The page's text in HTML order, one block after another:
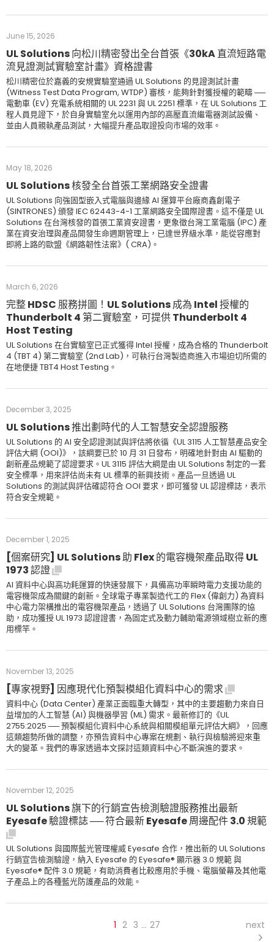
June 15, 2026
UL Solutions 向松川精密發出全台首張《30kA 直流短路電
流見證測試實驗室計畫》資格證書
松川精密位於嘉義的安規實驗室通過 UL Solutions 的見證測試計畫
(Witness Test Data Program, WTDP) 審核，能夠針對獲授權的範疇 ──
電動車 (EV) 充電系統相關的 UL 2231 與 UL 2251 標準，在 UL Solutions 工
程人員見證下，於自身實驗室允以運用內部的高壓直流繼電器測試設備、
並由人員親執產品測試，大幅提升產品取證投向市場的效率。
May 18, 2026
UL Solutions 核發全台首張工業網路安全證書
UL Solutions 向強固型嵌入式電腦與邊緣 AI 運算平台廠商鑫創電子
(SINTRONES) 頒發 IEC 62443-4-1 工業網路安全國際證書。這不僅是 UL
Solutions 在台灣核發的首張工業資安證書，更象徵台灣工業電腦 (IPC) 產
業在資安治理與產品開發生命週期管理上，已達世界級水準，能從容應對
即將上路的歐盟《網路韌性法案》( CRA)。
March 6, 2026
完整 HDSC 服務拼圖！UL Solutions 成為 Intel 授權的
Thunderbolt 4 第二實驗室，可提供 Thunderbolt 4
Host Testing
UL Solutions 在台實驗室已正式獲得 Intel 授權，成為合格的 Thunderbolt
4 (TBT 4) 第二實驗室 (2nd Lab)，可執行台灣製造商進入市場迫切所需的
在地便捷 TBT4 Host Testing。
December 3, 2025
UL Solutions 推出劃時代的人工智慧安全認證服務
UL Solutions 的 AI 安全認證測試與評估將依循《UL 3115 人工智慧產品安全
評估大綱 (OOI)》，該綱要已於 10 月 31 日發布，明確地針對由 AI 驅動的
創新產品規範了認證要求。UL 3115 評估大綱是由 UL Solutions 制定的一套
安全標準，用來評估尚未有 UL 標準的新興技術。產品一旦透過 UL
Solutions 的測試與評估確認符合 OOI 要求，即可獲發 UL 認證標誌，表示
符合安全規範。
December 1, 2025
[個案研究] UL Solutions 助 Flex 的電容機架產品取得 UL
1973 認證
AI 資料中心與高功耗運算的快速發展下，具備高功率瞬時電力支援功能的
電容機架成為關鍵的創新。全球電子專業製造代工的 Flex (偉創力) 為資料
中心電力架構推出的電容機架產品，透過了 UL Solutions 台灣團隊的協
助，成功獲授 UL 1973 認證證書，為固定式及動力輔助電源領域樹立新的應
用標竿。
November 13, 2025
[專家視野] 因應現代化預製模組化資料中心的需求
資料中心 (Data Center) 產業正面臨重大轉型，其中的主要趨動力來自日
益增加的人工智慧 (AI) 與機器學習 (ML) 需求。最新修訂的《UL
2755:2025 ── 預製模組化資料中心系統與相關模組單元評估大綱》，回應
這類趨勢所做的調整，亦預告資料中心專案在規劃、執行與檢驗將迎來重
大的變革。我們的專家透過本文探討這類資料中心不斷演進的要求。
November 12, 2025
UL Solutions 旗下的行銷宣告檢測驗證服務推出最新
Eyesafe 驗證標誌 ── 符合最新 Eyesafe 周邊配件 3.0 規範
UL Solutions 與國際藍光管理權威 Eyesafe 合作，推出新的 UL Solutions
行銷宣告檢測驗證，納入 Eyesafe 的 Eyesafe® 顯示器 3.0 規範 與
Eyesafe® 配件 3.0 規範，有助消費者比較應用於手機、電腦螢幕及其他電
子產品上的各種藍光防護產品的效能。
1 2 3 … 27 next